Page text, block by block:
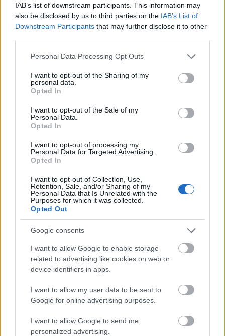
IAB’s list of downstream participants. This information may
also be disclosed by us to third parties on the IAB’s List of
Downstream Participants that may further disclose it to other
Please note that this website/app uses one or more Google
not limited to your visit or usage behaviour. You may click to
grant or deny consent to Google and its third-party tags to
use your data for below specified purposes in below Google
consent section.
Personal Data Processing Opt Outs
I want to opt-out of the Sharing of my
personal data.
Opted In
I want to opt-out of the Sale of my
Personal Data.
Opted In
I want to opt-out of processing my
Personal Data for Targeted Advertising.
Opted In
I want to opt-out of Collection, Use,
Retention, Sale, and/or Sharing of my
Personal Data that Is Unrelated with the
Purposes for which it was collected.
Opted Out
Google consents
I want to allow Google to enable storage
related to advertising like cookies on web or
device identifiers in apps.
I want to allow my user data to be sent to
Google for online advertising purposes.
I want to allow Google to send me
personalized advertising.
Ajánlott bejegyzések:
Szerelmes egy zongorába
Az üllő és a kalapács között